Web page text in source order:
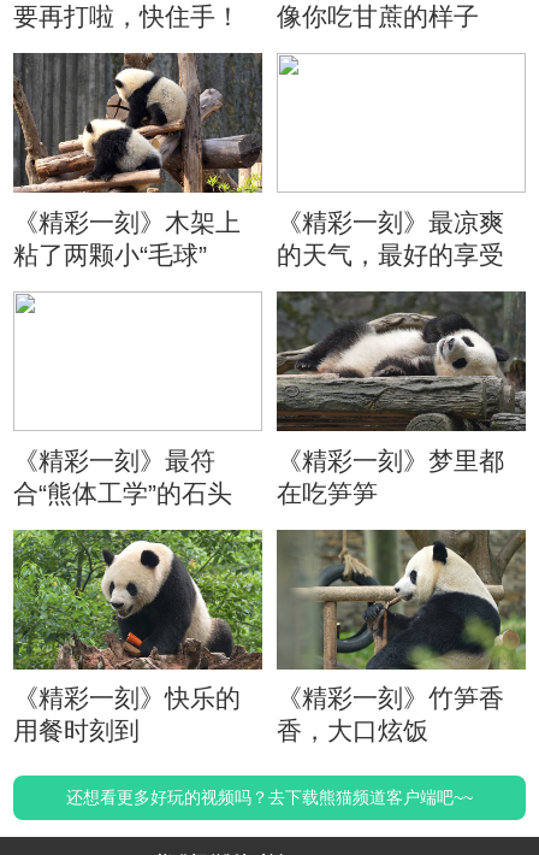
要再打啦，快住手！
像你吃甘蔗的样子
《精彩一刻》木架上
粘了两颗小“毛球”
《精彩一刻》最凉爽
的天气，最好的享受
《精彩一刻》最符
合“熊体工学”的石头
《精彩一刻》梦里都
在吃笋笋
《精彩一刻》快乐的
用餐时刻到
《精彩一刻》竹笋香
香，大口炫饭
还想看更多好玩的视频吗？去下载熊猫频道客户端吧~~